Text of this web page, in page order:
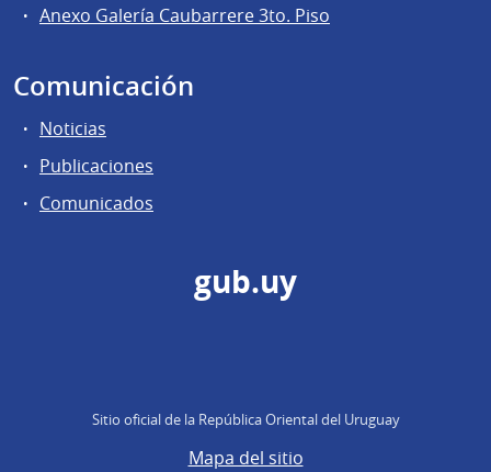
Anexo Galería Caubarrere 3to. Piso
Comunicación
Noticias
Publicaciones
Comunicados
gub.uy
Sitio oficial de la República Oriental del Uruguay
Mapa del sitio